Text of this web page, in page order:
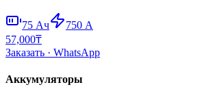
75 Ач 750 А
57,000₸
Заказать · WhatsApp
Аккумуляторы